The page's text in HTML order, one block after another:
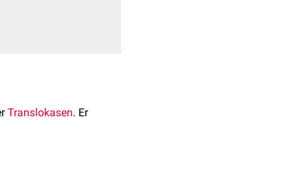
Translokasen. Er